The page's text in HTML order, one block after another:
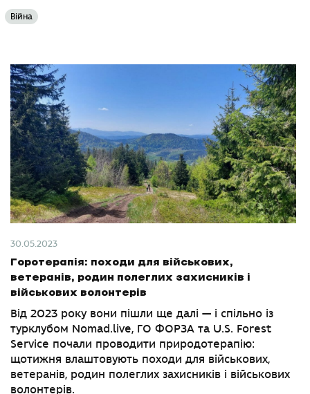
Війна
30.05.2023
Горотерапія: походи для військових,
ветеранів, родин полеглих захисників і
військових волонтерів
Від 2023 року вони пішли ще далі — і спільно із
турклубом Nomad.live, ГО ФОРЗА та U.S. Forest
Service почали проводити природотерапію:
щотижня влаштовують походи для військових,
ветеранів, родин полеглих захисників і військових
волонтерів.